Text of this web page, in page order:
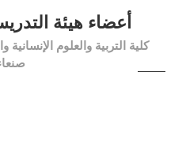
أعضاء هيئة
كلية التربية والعلوم